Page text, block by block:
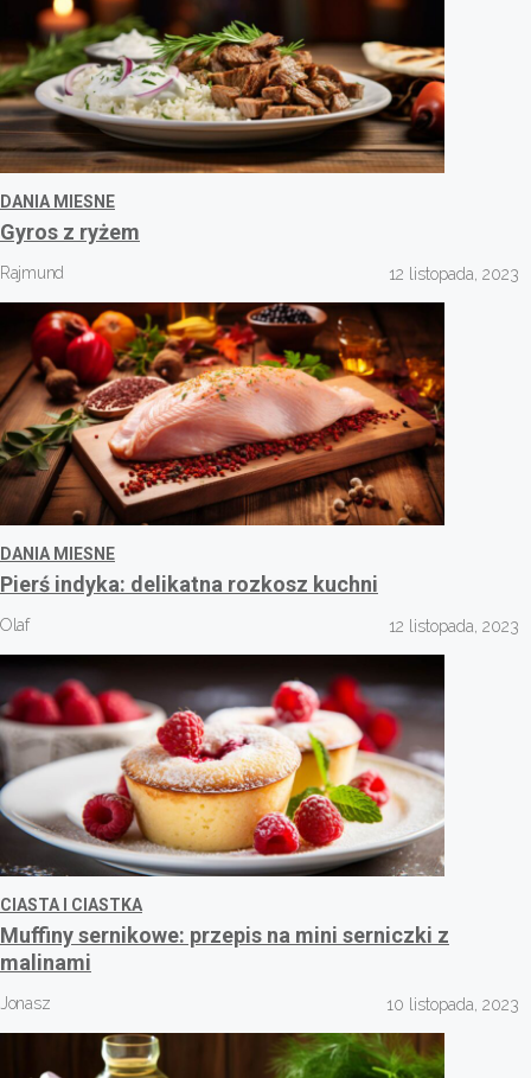
DANIA MIESNE
Gyros z ryżem
Rajmund 12 listopada, 2023
DANIA MIESNE
Pierś indyka: delikatna rozkosz kuchni
Olaf 12 listopada, 2023
CIASTA I CIASTKA
Muffiny sernikowe: przepis na mini serniczki z
malinami
Jonasz 10 listopada, 2023